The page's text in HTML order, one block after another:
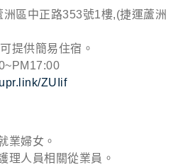
洲區中正路353號1樓,(捷運蘆洲
提供簡易住宿。
ZUIif
業婦女。
理人員相關從業員。